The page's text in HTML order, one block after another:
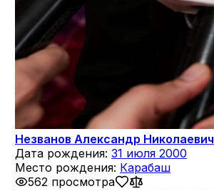
Незванов Александр Николаевич
Дата рождения: 31 июля 2000
Место рождения: Карабаш
562 просмотра